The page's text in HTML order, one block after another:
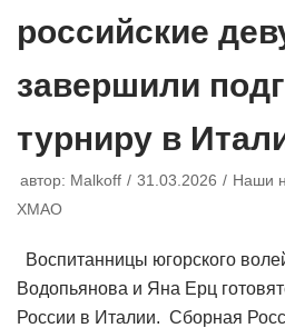
российские
завершили
турниру в
автор: Malkoff 31.03.2026 Наши
ХМАО
Воспитанницы югорского
Водопьянова и Яна Ерц
России в Италии. Сборная